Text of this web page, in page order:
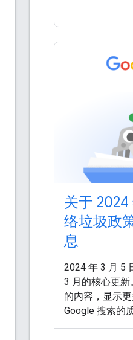
关于
络垃圾政
息
2024 年 3 月 5
3 月的核心更
的内容，显示
Google 搜索的
圾政策 ，旨在